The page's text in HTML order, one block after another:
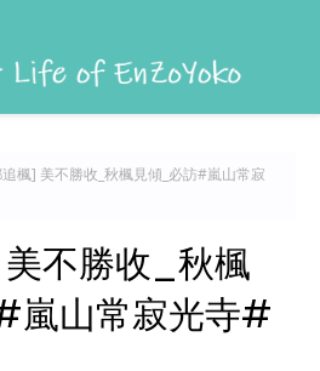
楓] 美不勝收_秋楓見傾_必訪#嵐山常寂
不勝收_秋楓
嵐山常寂光寺#